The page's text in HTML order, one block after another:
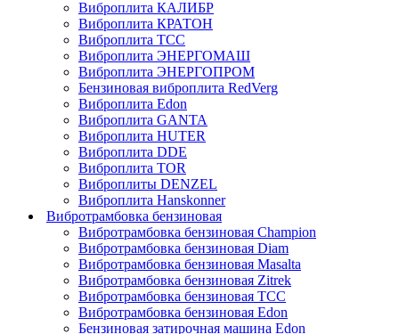
Виброплита КАЛИБР
Виброплита КРАТОН
Виброплита ТСС
Виброплита ЭНЕРГОМАШ
Виброплита ЭНЕРГОПРОМ
Бензиновая виброплита RedVerg
Виброплита Edon
Виброплита GANTA
Виброплита HUTER
Виброплита DDE
Виброплита TOR
Виброплиты DENZEL
Виброплита Hanskonner
Вибротрамбовка бензиновая
Вибротрамбовка бензиновая Champion
Вибротрамбовка бензиновая Diam
Вибротрамбовка бензиновая Masalta
Вибротрамбовка бензиновая Zitrek
Вибротрамбовка бензиновая ТСС
Вибротрамбовка бензиновая Edon
Бензиновая затирочная машина Edon